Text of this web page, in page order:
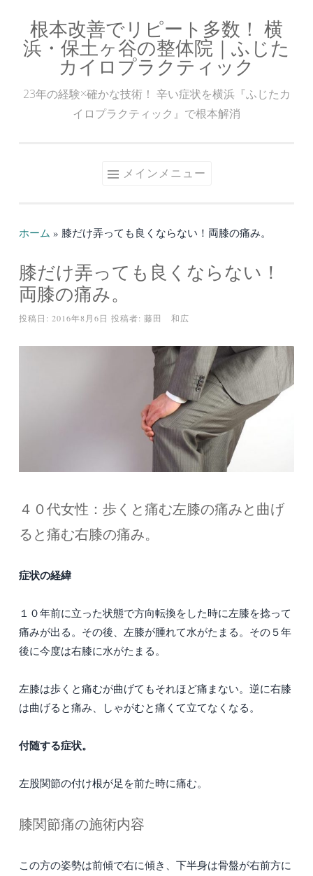
ン
根本改善でリピート多数！ 横
浜・保土ヶ谷の整体院｜ふじた
カイロプラクティック
23年の経験×確かな技術！ 辛い症状を横浜『ふじたカ
イロプラクティック』で根本解消
メインメニュー
ホーム » 膝だけ弄っても良くならない！両膝の痛み。
膝だけ弄っても良くならない！
両膝の痛み。
投稿日: 2016年8月6日 投稿者: 藤田 和広
４０代女性：歩くと痛む左膝の痛みと曲げ
ると痛む右膝の痛み。
症状の経緯
１０年前に立った状態で方向転換をした時に左膝を捻って
痛みが出る。その後、左膝が腫れて水がたまる。その５年
後に今度は右膝に水がたまる。
左膝は歩くと痛むが曲げてもそれほど痛まない。逆に右膝
は曲げると痛み、しゃがむと痛くて立てなくなる。
付随する症状。
左股関節の付け根が足を前た時に痛む。
膝関節痛の施術内容
この方の姿勢は前傾で右に傾き、下半身は骨盤が右前方に